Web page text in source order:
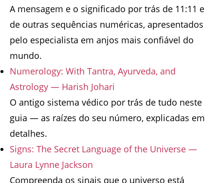
A mensagem e o significado por trás de 11:11 e
de outras sequências numéricas, apresentados
pelo especialista em anjos mais confiável do
mundo.
Numerology: With Tantra, Ayurveda, and
Astrology — Harish Johari
O antigo sistema védico por trás de tudo neste
guia — as raízes do seu número, explicadas em
detalhes.
Signs: The Secret Language of the Universe —
Laura Lynne Jackson
Compreenda os sinais que o universo está